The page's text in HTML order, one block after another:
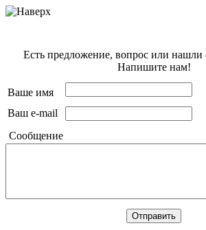
Есть предложение, вопрос или
Напишите нам!
Ваше имя
Ваш e-mail
Сообщение